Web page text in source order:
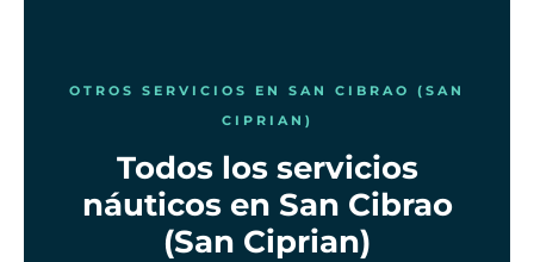
OTROS SERVICIOS EN SAN CIBRAO (SAN
CIPRIAN)
Todos los servicios
náuticos en San Cibrao
(San Ciprian)